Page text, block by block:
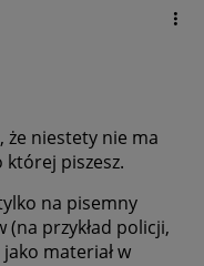
że niestety nie ma
piszesz.
na pisemny
przykład policji,
materiał w